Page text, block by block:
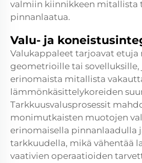
valmiin kiinnikkeen mitallista
pinnanlaatua.
Valu- ja
Valukappaleet tarjoavat
geometrioille tai sovelluksille,
erinomaista mitallista
lämmönkäsittelykoreiden
Tarkkuusvalusprosessit
monimutkaisten muotojen
erinomaisella pinnanlaadulla
tarkkuudella, mikä vähentää
vaativien operaatioiden